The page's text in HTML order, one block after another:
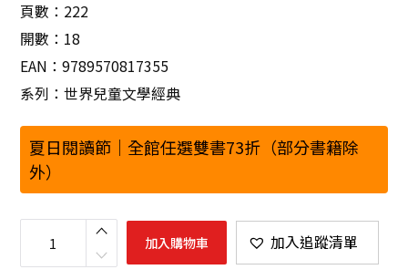
頁數：222
開數：18
EAN：9789570817355
系列：世界兒童文學經典
夏日閱讀節｜全館任選雙書73折（部分書籍除
外）
木
遇
加入購物車 加入追蹤清單